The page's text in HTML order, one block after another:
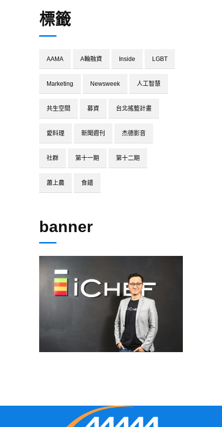
標籤
AAMA A輪融資 Inside LGBT
Marketing Newsweek 人工智慧
共生空間 募資 台北搖籃計畫
愛料理 新聞週刊 杰德影音
社群 第十一期 第十二期
蕭上農 食譜
banner